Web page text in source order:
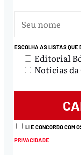
ESCOLHA AS LISTAS
Editorial
Notícias
LI E CONCORDO COM
PRIVACIDADE